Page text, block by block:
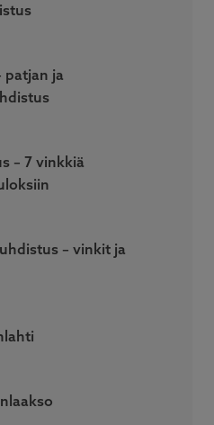
patjan ja
– 7 vinkkiä
– vinkit ja